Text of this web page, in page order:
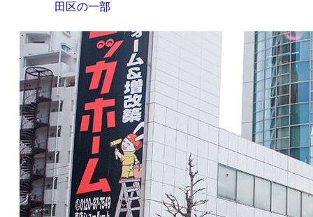
田区の一部